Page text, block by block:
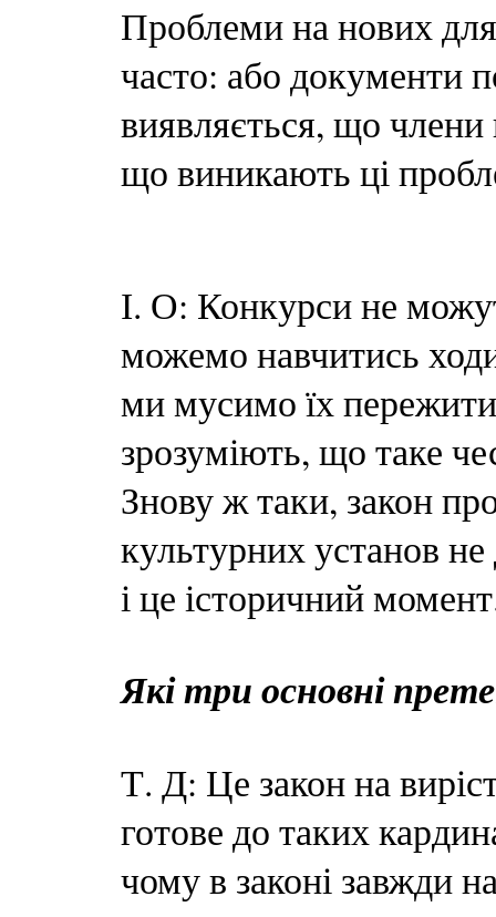
Проблеми на нових
часто: або документи
виявляється, що члени
що виникають ці
І. О: Конкурси не
можемо навчитись
ми мусимо їх
зрозуміють, що таке
Знову ж таки, закон
культурних установ
і це історичний
Які три основні
Т. Д: Це закон на
готове до таких
чому в законі завжди